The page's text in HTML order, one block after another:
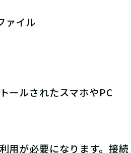
ァイル
ールされたスマホやPC
用が必要になります。接続